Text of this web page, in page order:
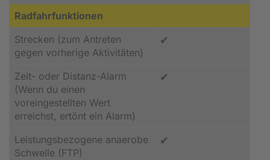
Radfahrfunktionen
Strecken (zum Antreten
gegen vorherige Aktivitäten)
✔
Zeit- oder Distanz-Alarm
(Wenn du einen
voreingestellten Wert
erreichst, ertönt ein Alarm)
✔
Leistungsbezogene anaerobe
Schwelle (FTP)
✔